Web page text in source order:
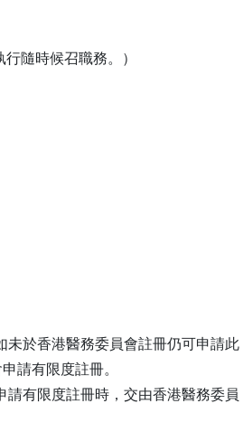
隨時候召職務。）
未於香港醫務委員會註冊仍可申請此
請有限度註冊。
有限度註冊時，交由香港醫務委員